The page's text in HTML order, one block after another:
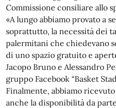
Commissione consiliare allo
«A lungo abbiamo provato a
soprattutto, la necessità dei
palermitani che chiedevano
di uno spazio gratuito e
Jacopo Bruno e Alessandro
gruppo Facebook “Basket
Finalmente, abbiamo
anche la disponibilità da